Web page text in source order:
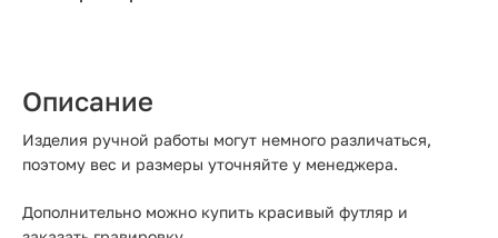
Описание
Изделия ручной работы могут немного различаться,
поэтому вес и размеры уточняйте у менеджера.
Дополнительно можно купить красивый футляр и